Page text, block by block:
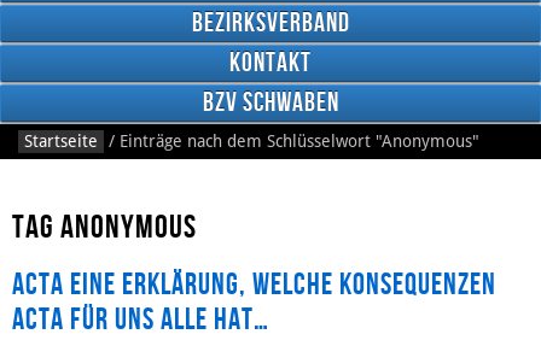
Bezirksverband
Kontakt
BzV Schwaben
Startseite / Einträge nach dem Schlüsselwort "Anonymous"
Tag Anonymous
ACTA eine Erklärung, welche Konsequenzen
ACTA für uns alle hat…